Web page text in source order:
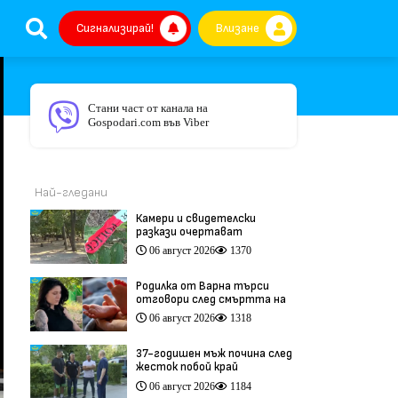
Сигнализирай! Влизане
Стани част от канала на
Gospodari.com във Viber
Най-гледани
Камери и свидетелски
разкази очертават
хронологията на фаталния
побой край Младежкия хълм
06 август 2026 1370
Родилка от Варна търси
отговори след смъртта на
бебето ѝ дни преди секцио
(видео)
06 август 2026 1318
37-годишен мъж почина след
жесток побой край
Младежкия хълм в Пловдив
(видео)
06 август 2026 1184